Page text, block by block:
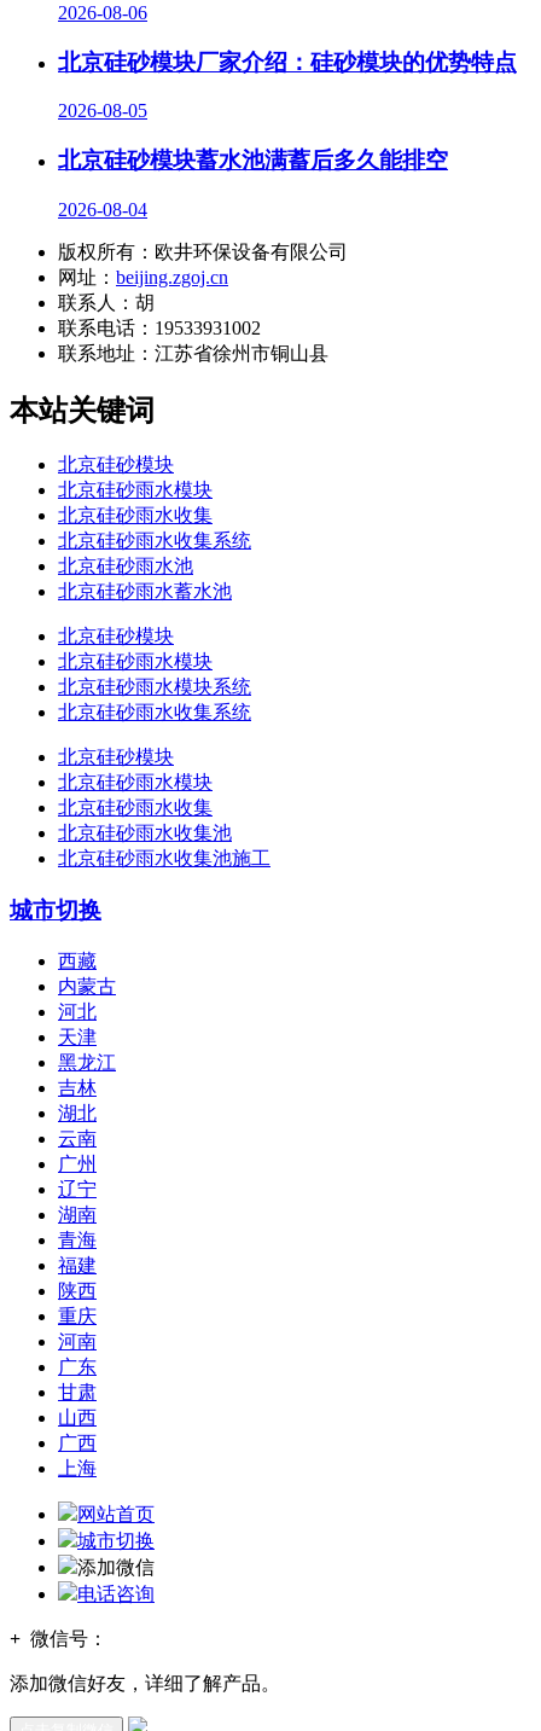
2026-08-06
北京硅砂模块厂家介绍：硅砂模块的优势特点
2026-08-05
北京硅砂模块蓄水池满蓄后多久能排空
2026-08-04
版权所有：欧井环保设备有限公司
网址： beijing.zgoj.cn
联系人：胡
联系电话：19533931002
联系地址： 江苏省徐州市铜山县
本站关键词
北京硅砂模块
北京硅砂雨水模块
北京硅砂雨水收集
北京硅砂雨水收集系统
北京硅砂雨水池
北京硅砂雨水蓄水池
北京硅砂模块
北京硅砂雨水模块
北京硅砂雨水模块系统
北京硅砂雨水收集系统
北京硅砂模块
北京硅砂雨水模块
北京硅砂雨水收集
北京硅砂雨水收集池
北京硅砂雨水收集池施工
城市切换
西藏
内蒙古
河北
天津
黑龙江
吉林
湖北
云南
广州
辽宁
湖南
青海
福建
陕西
重庆
河南
广东
甘肃
山西
广西
上海
网站首页
城市切换
添加微信
电话咨询
+ 微信号：
添加微信好友，详细了解产品。